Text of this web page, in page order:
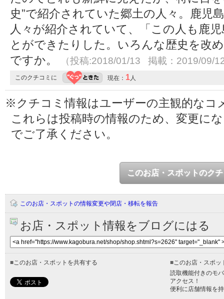
史”で紹介されていた郷土の人々。鹿児
人々が紹介されていて、「この人も鹿
とができたりした。いろんな歴史を改
ですか。
（投稿:2018/01/13 掲載：2019/09/
このクチコミに 現在： 1人
※クチコミ情報はユーザーの主観的なコ
これらは投稿時の情報のため、変更に
でご了承ください。
このお店・スポットのク
このお店・スポットの情報変更や閉店・移転を報告
お店・スポット情報をブログにはる
■このお店・スポットを共有する ■このお店・スポッ
読取機能付きのモ
アクセス！
便利に店舗情報を